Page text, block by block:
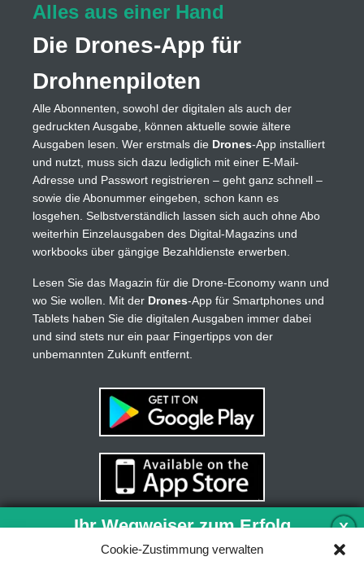
Cookie-Zustimmung verwalten
Alles aus einer Hand
Die Drones-App für
Drohnenpiloten
Alle Abonnenten, sowohl der digitalen als auch der
gedruckten Ausgabe, können aktuelle sowie ältere
Ausgaben lesen. Wer erstmals die Drones-App installiert
und nutzt, muss sich dazu lediglich mit einer E-Mail-
Adresse und Passwort registrieren – geht ganz schnell –
sowie die Abonummer eingeben, schon kann es
losgehen. Selbstverständlich lassen sich auch ohne Abo
weiterhin Einzelausgaben des Digital-Magazins und
workbooks über gängige Bezahldienste erwerben.
Lesen Sie das Magazin für die Drone-Economy wann und
wo Sie wollen. Mit der Drones-App für Smartphones und
Tablets haben Sie die digitalen Ausgaben immer dabei
und sind stets nur ein paar Fingertipps von der
unbemannten Zukunft entfernt.
X
Ihr Wegweiser zum Erfolg